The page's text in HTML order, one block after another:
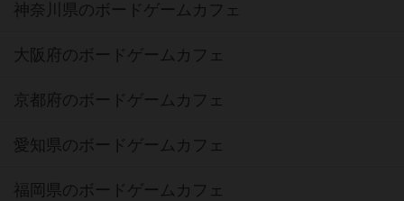
神奈川県のボードゲームカフェ
大阪府のボードゲームカフェ
京都府のボードゲームカフェ
愛知県のボードゲームカフェ
福岡県のボードゲームカフェ